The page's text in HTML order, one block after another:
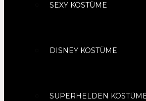
SEXY KOSTÜME
DISNEY KOSTÜME
SUPERHELDEN